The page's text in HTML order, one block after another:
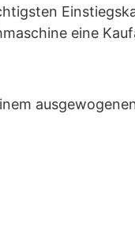
eine